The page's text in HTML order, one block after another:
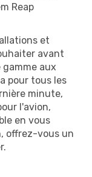
Reap
et
avant
aux
pour tous les
minute,
l'avion,
en vous
offrez-vous un